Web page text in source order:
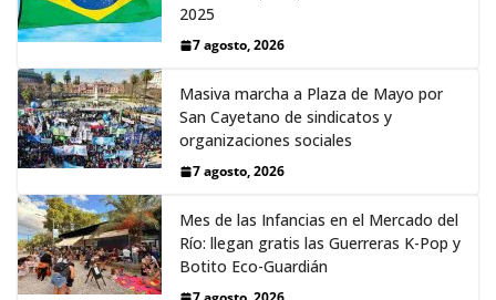
2025
7 agosto, 2026
Masiva marcha a Plaza de Mayo por
San Cayetano de sindicatos y
organizaciones sociales
7 agosto, 2026
Mes de las Infancias en el Mercado del
Río: llegan gratis las Guerreras K-Pop y
Botito Eco-Guardián